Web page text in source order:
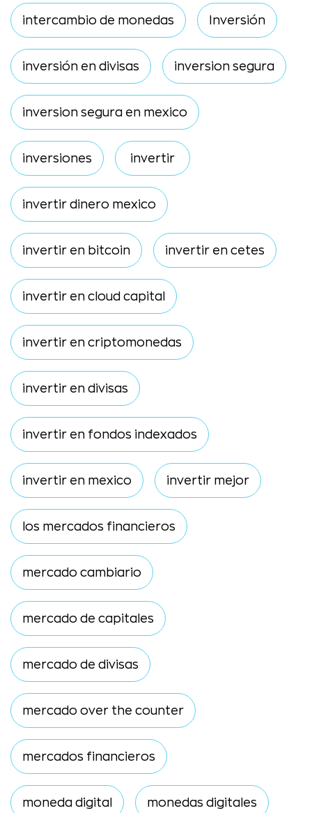
intercambio de monedas Inversión
inversión en divisas inversion segura
inversion segura en mexico
inversiones invertir
invertir dinero mexico
invertir en bitcoin invertir en cetes
invertir en cloud capital
invertir en criptomonedas
invertir en divisas
invertir en fondos indexados
invertir en mexico invertir mejor
los mercados financieros
mercado cambiario
mercado de capitales
mercado de divisas
mercado over the counter
mercados financieros
moneda digital monedas digitales